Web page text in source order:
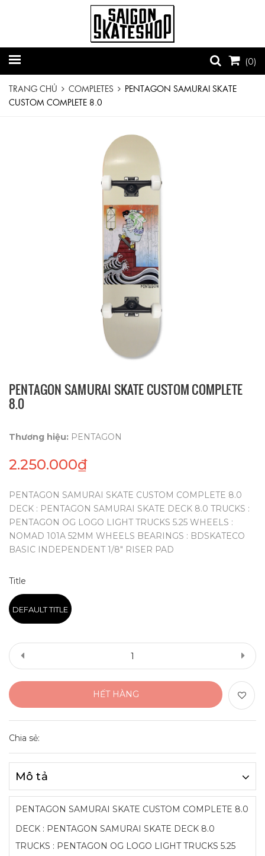
(0)
TRANG CHỦ COMPLETES
PENTAGON SAMURAI SKATE
CUSTOM COMPLETE 8.0
PENTAGON SAMURAI SKATE CUSTOM COMPLETE
8.0
Thương hiệu: PENTAGON
2.250.000₫
PENTAGON SAMURAI SKATE CUSTOM COMPLETE 8.0
DECK : PENTAGON SAMURAI SKATE DECK 8.0 TRUCKS :
PENTAGON OG LOGO LIGHT TRUCKS 5.25 WHEELS :
NOMAD 101A 52MM WHEELS BEARINGS : BDSKATECO
BASIC INDEPENDENT 1/8" RISER PAD
Title
DEFAULT TITLE
HẾT HÀNG
Chia sẻ:
Mô tả
PENTAGON SAMURAI SKATE CUSTOM COMPLETE 8.0
DECK : PENTAGON SAMURAI SKATE DECK 8.0
TRUCKS : PENTAGON OG LOGO LIGHT TRUCKS 5.25